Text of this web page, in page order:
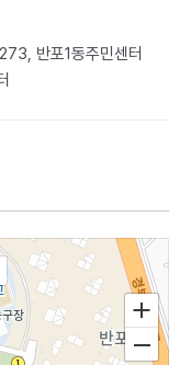
반포1동주민센터